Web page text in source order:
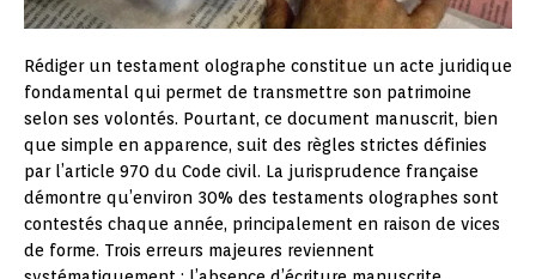
Rédiger un testament olographe constitue un acte juridique
fondamental qui permet de transmettre son patrimoine
selon ses volontés. Pourtant, ce document manuscrit, bien
que simple en apparence, suit des règles strictes définies
par l’article 970 du Code civil. La jurisprudence française
démontre qu’environ 30% des testaments olographes sont
contestés chaque année, principalement en raison de vices
de forme. Trois erreurs majeures reviennent